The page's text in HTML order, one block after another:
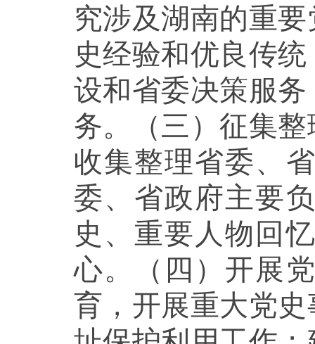
究涉及湖南的重
史经验和优良传
设和省委决策服
务。（三）征集
收集整理省委、
委、省政府主要
史、重要人物回
心。（四）开展
育，开展重大党